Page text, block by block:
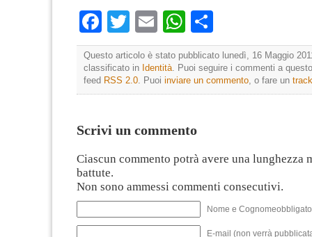
Facebook
TwitterEmailWhatsApp
Questo articolo è stato pubblicato lunedì, 16 Maggio
classificato in Identità. Puoi seguire i commenti a
feed RSS 2.0. Puoi inviare un commento, o fare un
Scrivi un commento
Ciascun commento potrà avere una lunghezza
battute.
Non sono ammessi commenti consecutivi.
Nome e
E-mail (non verrà